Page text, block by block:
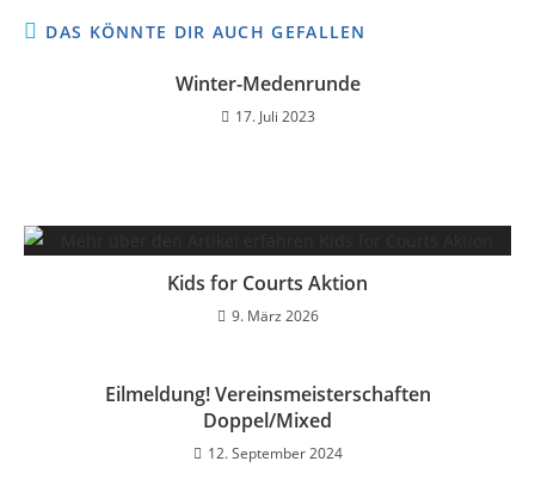
DAS KÖNNTE DIR AUCH GEFALLEN
Winter-Medenrunde
17. Juli 2023
Kids for Courts Aktion
9. März 2026
Eilmeldung! Vereinsmeisterschaften
Doppel/Mixed
12. September 2024